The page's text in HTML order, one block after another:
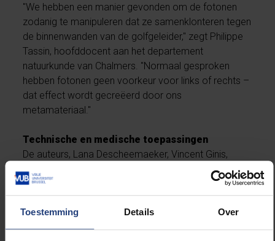
Toestemming Details Over
"We hebben een manier gevonden om de fotonen
zodanig te manipuleren dat ze samenklonteren tegen
de binnenwanden van de golfgeleider," zegt Philippe
Tassin, hoofddocent aan het departement
natuurkunde van Chalmers. "Normaal gesproken
hebben fotonen geen voorkeur voor links of rechts –
dat effect wordt gecreëerd door ons
metamateriaal."
Technische en medische toepassingen
De auteurs, Lana Descheemaeker, Vincent Ginis,
Sophie Viaene en Philippe Tassin, hebben een
methode ontwikkeld om de optische kracht op
compleet nieuwe manieren aan te wenden. De kracht
kan bijvoorbeeld worden gebruikt om nanomotoren
aan te drijven. Zulke extreem kleine motoren zullen in